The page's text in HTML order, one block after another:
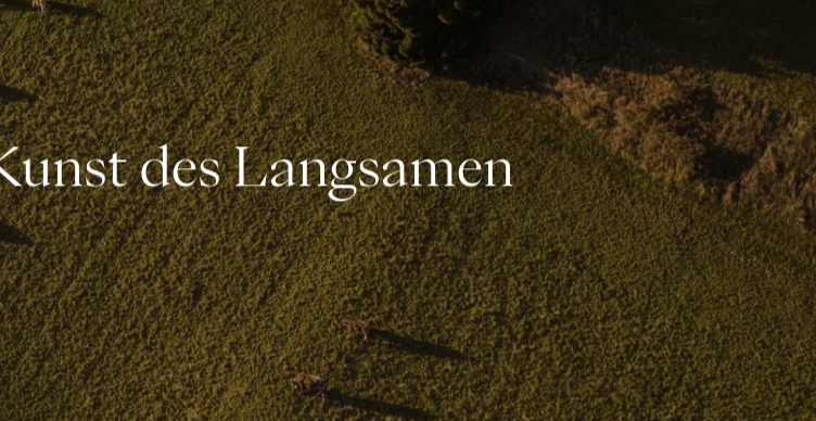
& Verantwortung
SLOW DOLOMITES
des Langsamen